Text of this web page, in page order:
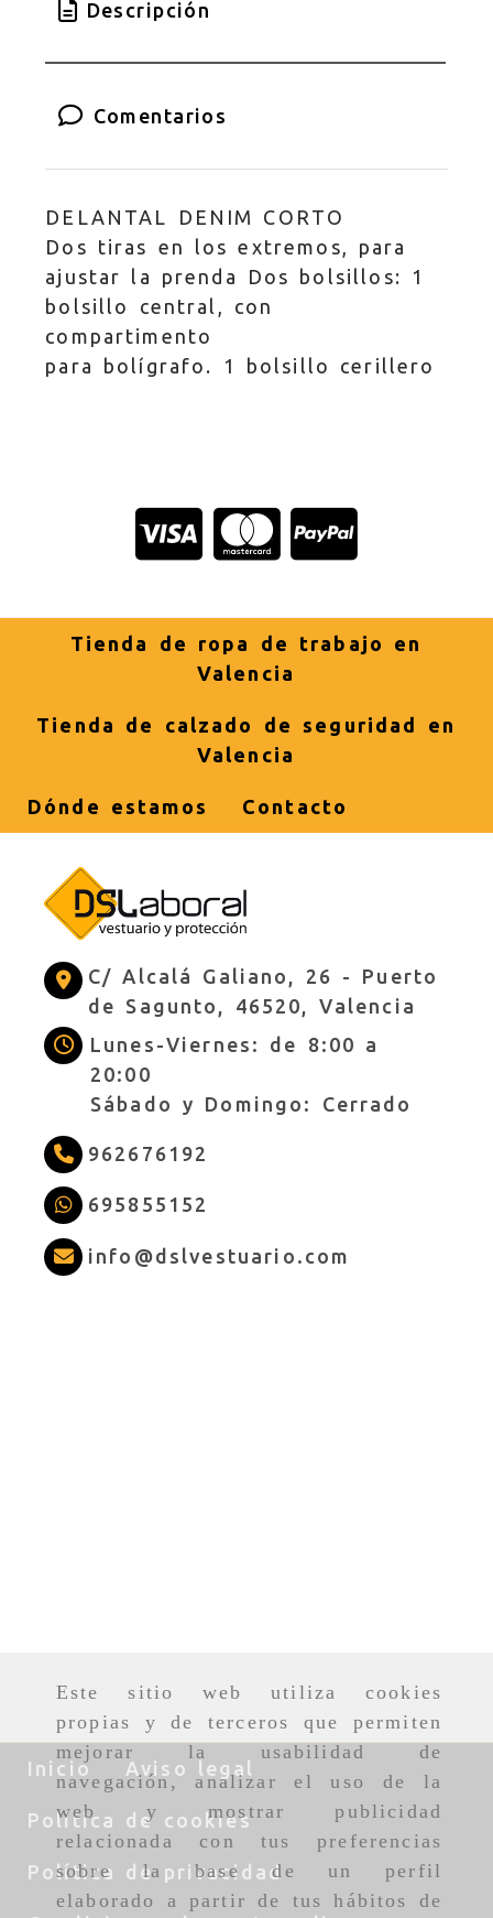
Este sitio web utiliza cookies
propias y de terceros que permiten
mejorar la usabilidad de
navegación, analizar el uso de la
web y mostrar publicidad
relacionada con tus preferencias
sobre la base de un perfil
elaborado a partir de tus hábitos de
Descripción
Comentarios
DELANTAL DENIM CORTO
Dos tiras en los extremos, para
ajustar la prenda Dos bolsillos: 1
bolsillo central, con
compartimento
para bolígrafo. 1 bolsillo cerillero
Tienda de ropa de trabajo en
Valencia
Tienda de calzado de seguridad en
Valencia
Dónde estamos Contacto
C/ Alcalá Galiano, 26 - Puerto
de Sagunto, 46520, Valencia
Lunes-Viernes: de 8:00 a
20:00
Sábado y Domingo: Cerrado
962676192
695855152
info dslvestuario.com
Inicio Aviso legal
Política de cookies
Política de privacidad